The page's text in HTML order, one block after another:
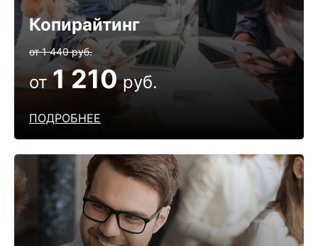
Копирайтинг
ПОДРОБНЕЕ
от 1 440 руб.
от 1 210руб.